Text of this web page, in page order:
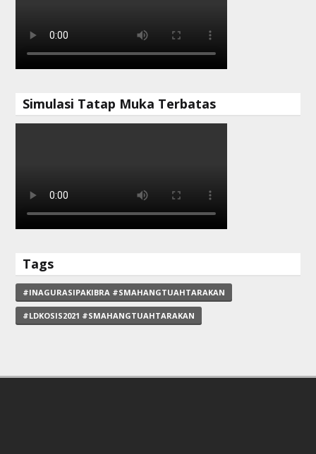
Simulasi Tatap Muka Terbatas
Tags
#INAGURASIPAKIBRA #SMAHANGTUAHTARAKAN
#LDKOSIS2021 #SMAHANGTUAHTARAKAN